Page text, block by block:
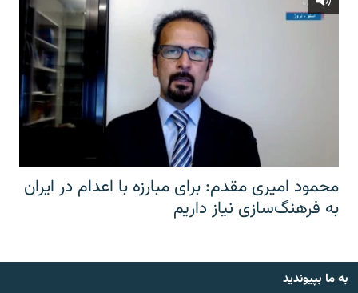
محمود امیری مقدم: برای مبارزه با اعدام در ایران
به فرهنگ‌سازی نیاز داریم
به ما بپیوندید